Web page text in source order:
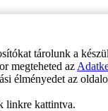
tárolunk a
megteheted az
élményedet az
linkre kattintva.